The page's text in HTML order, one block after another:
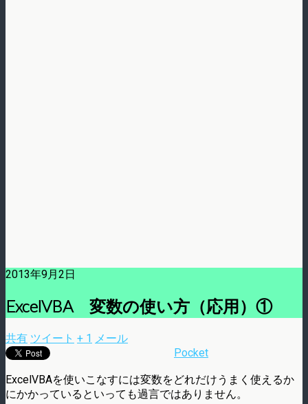
2013年9月2日
ExcelVBA 変数の使い方（応用）①
共有 ツイート + 1 メール
Pocket
ExcelVBAを使いこなすには変数をどれだけうまく使えるか
にかかっているといっても過言ではありません。